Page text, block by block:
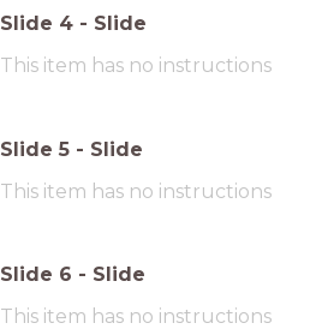
Slide 4 - Slide
This item has no instructions
Slide 5 - Slide
This item has no instructions
Slide 6 - Slide
This item has no instructions